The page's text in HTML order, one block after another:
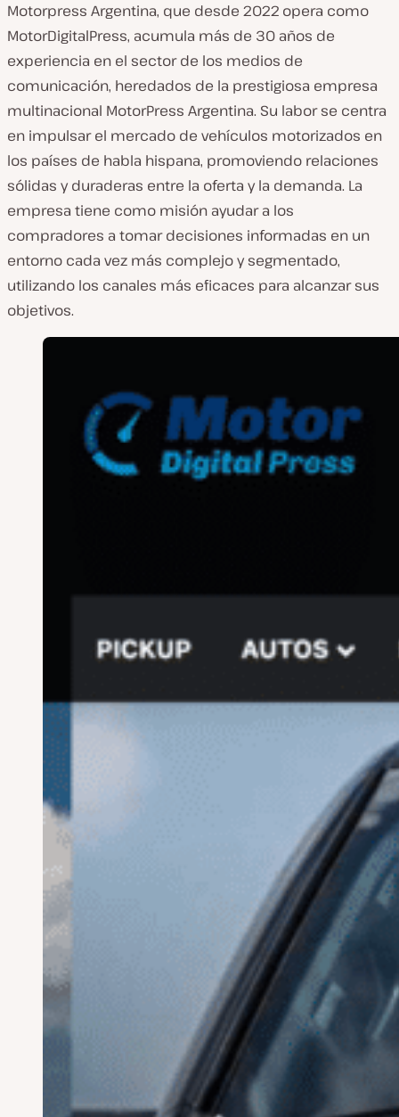
e
n
t
e
:
Motorpress Argentina, que desde 2022 opera como
MotorDigitalPress, acumula más de 30 años de
experiencia en el sector de los medios de
comunicación, heredados de la prestigiosa empresa
multinacional MotorPress Argentina. Su labor se centra
en impulsar el mercado de vehículos motorizados en
los países de habla hispana, promoviendo relaciones
sólidas y duraderas entre la oferta y la demanda. La
empresa tiene como misión ayudar a los
compradores a tomar decisiones informadas en un
entorno cada vez más complejo y segmentado,
utilizando los canales más eficaces para alcanzar sus
objetivos.